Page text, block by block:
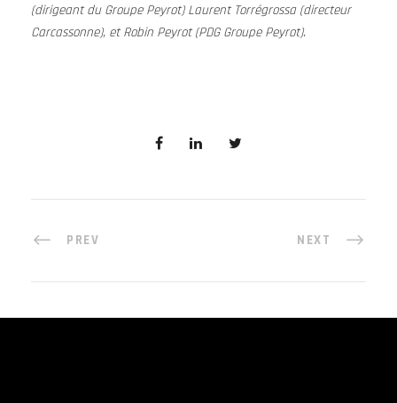
(dirigeant du Groupe Peyrot) Laurent Torrégrossa (directeur
Carcassonne), et Robin Peyrot (PDG Groupe Peyrot).
PREV NEXT